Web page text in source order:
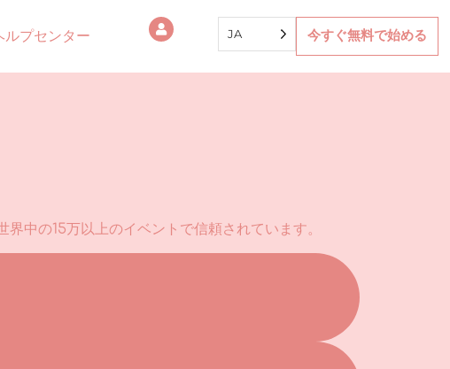
ルプセンター JA 今すぐ無料で始める
中の15万以上のイベントで信頼されています。